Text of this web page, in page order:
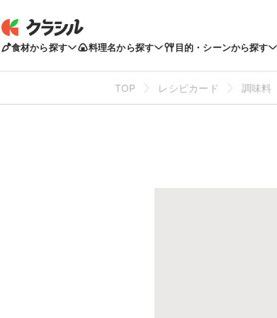
食材から探す 料理名から探す 目的・シーンから探す
TOP レシピカード 調味料